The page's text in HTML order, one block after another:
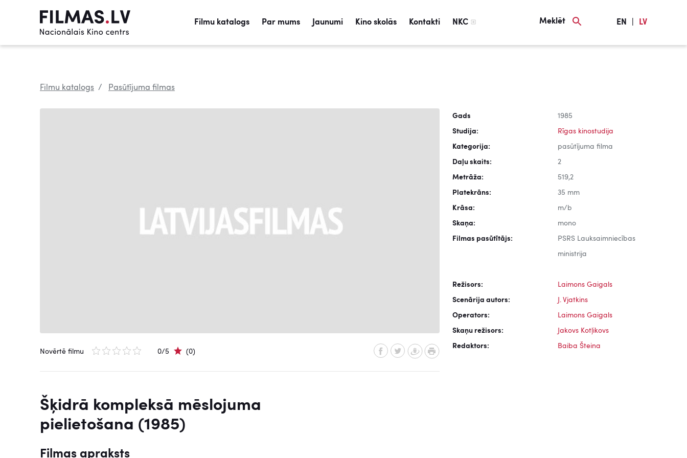
Filmu katalogs Par mums Jaunumi Kino skolās Kontakti NKC Meklēt EN LV
Filmu katalogs Pasūtījuma filmas
Novērtē filmu 0/5 (0)
Šķidrā kompleksā mēslojuma
pielietošana (1985)
Filmas apraksts
Gads 1985
Studija: Rīgas kinostudija
Kategorija: pasūtījuma filma
Daļu skaits: 2
Metrāža: 519,2
Platekrāns: 35 mm
Krāsa: m/b
Skaņa: mono
Filmas pasūtītājs: PSRS Lauksaimniecības
ministrija
Režisors: Laimons Gaigals
Scenārija autors: J. Vjatkins
Operators: Laimons Gaigals
Skaņu režisors: Jakovs Kotļikovs
Redaktors: Baiba Šteina